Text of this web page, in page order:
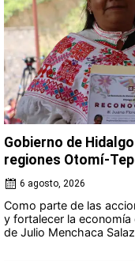
Gobierno de
regiones Otomí-
6 agosto, 2026
Como parte de las
y fortalecer la
de Julio Menchaca